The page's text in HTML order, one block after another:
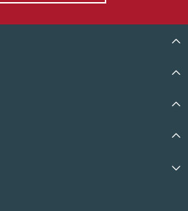
interdits.
verre et les boissons